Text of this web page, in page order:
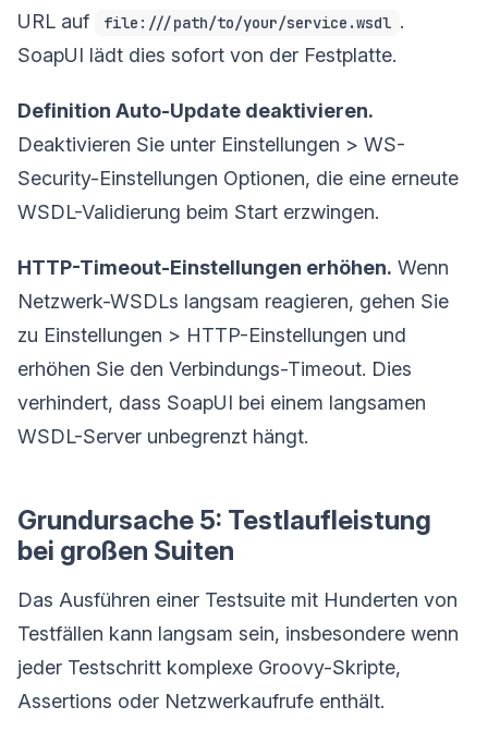
URL auf
file:///path/to/your/service.wsdl .
SoapUI lädt dies sofort von der Festplatte.
Definition Auto-Update deaktivieren.
Deaktivieren Sie unter Einstellungen > WS-
Security-Einstellungen Optionen, die eine erneute
WSDL-Validierung beim Start erzwingen.
HTTP-Timeout-Einstellungen erhöhen. Wenn
Netzwerk-WSDLs langsam reagieren, gehen Sie
zu Einstellungen > HTTP-Einstellungen und
erhöhen Sie den Verbindungs-Timeout. Dies
verhindert, dass SoapUI bei einem langsamen
WSDL-Server unbegrenzt hängt.
Grundursache 5: Testlaufleistung
bei großen Suiten
Das Ausführen einer Testsuite mit Hunderten von
Testfällen kann langsam sein, insbesondere wenn
jeder Testschritt komplexe Groovy-Skripte,
Assertions oder Netzwerkaufrufe enthält.